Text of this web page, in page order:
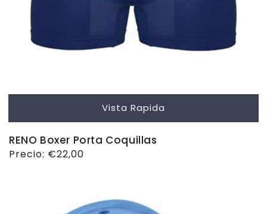
Vista Rapida
RENO Boxer Porta Coquillas
Precio
Precio: €22,00